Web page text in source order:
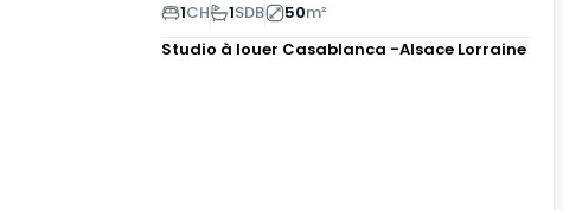
1CH 1SDB 50m²
Studio à louer Casablanca -Alsace Lorraine